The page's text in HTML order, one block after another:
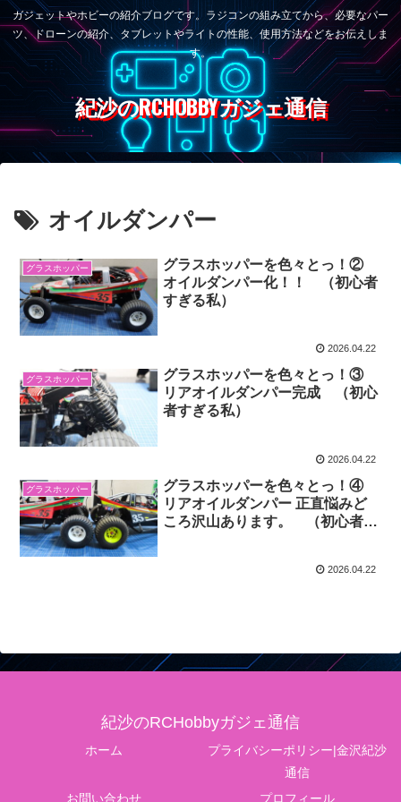
ガジェットやホビーの紹介ブログです。ラジコンの組み立てから、必要なパー
ツ、ドローンの紹介、タブレットやライトの性能、使用方法などをお伝えしま
す。
紀沙のRCHOBBYガジェ通信
オイルダンパー
グラスホッパー
グラスホッパーを色々とっ！②
オイルダンパー化！！ （初心者
すぎる私）
2026.04.22
グラスホッパー
グラスホッパーを色々とっ！③
リアオイルダンパー完成 （初心
者すぎる私）
2026.04.22
グラスホッパー
グラスホッパーを色々とっ！④
リアオイルダンパー 正直悩みど
ころ沢山あります。 （初心者す
2026.04.22
紀沙のRCHobbyガジェ通信
ホーム
プライバシーポリシー|金沢紀沙
通信
お問い合わせ
プロフィール